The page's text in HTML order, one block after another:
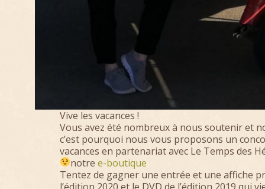
Vive les vacances !
Vous avez été nombreux à nous soutenir et
c’est pourquoi nous vous proposons un
vacances en partenariat avec Le Temps des
notre e-boutique
Tentez de gagner une entrée et une affiche